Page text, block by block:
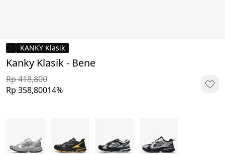
KANKY Klasik
Kanky Klasik - Bene
Rp 418,800
Rp 358,80014%